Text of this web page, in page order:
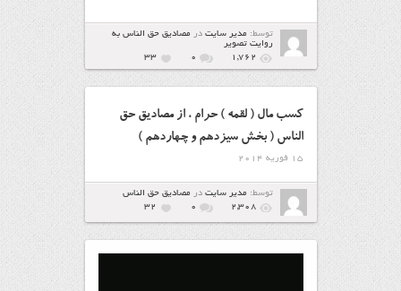
توسط: مدیر سایتدر مصاديق حق الناس به
روايت تصوير
1,762
۰ 33
کسب مال ( لقمه ) حرام ، از مصادیق حق
الناس ( بخش سیزدهم و چهاردهم )
15 فوریه 2014
توسط: مدیر سایتدر مصاديق حق الناس
2,308
۰ 32